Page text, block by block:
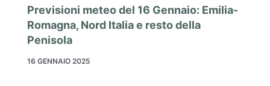
Previsioni meteo del 16 Gennaio: Emilia-
Romagna, Nord Italia e resto della
Penisola
16 GENNAIO 2025